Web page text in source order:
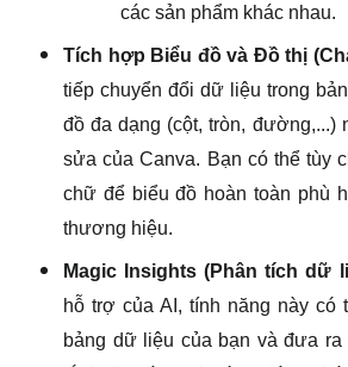
các sản phẩm khác nhau.
Tích hợp Biểu đồ và Đồ thị
tiếp chuyển đổi dữ liệu trong
đồ đa dạng (cột, tròn, đường,...)
sửa của Canva. Bạn có thể tùy
chữ để biểu đồ hoàn toàn phù
thương hiệu.
Magic Insights (Phân tích dữ
hỗ trợ của AI, tính năng này có
bảng dữ liệu của bạn và đưa ra